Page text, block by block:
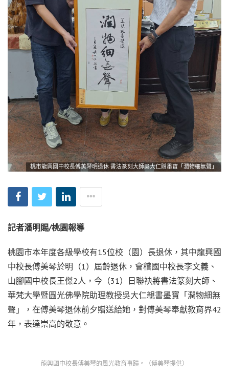
桃市龍興國中校長傅美琴明退休 書法篆刻大師吳大仁贈墨寶「潤物細無聲」
記者潘明賜/桃園報導
桃園市本年度各級學校有15位校（園）長退休，其中龍興國
中校長傅美琴於明（1）屆齡退休，會稽國中校長李文義、
山腳國中校長王傑2人，今（31）日聯袂將書法篆刻大師、
華梵大學暨圓光佛學院助理教授吳大仁親書墨寶「潤物細無
聲」，在傅美琴退休前夕贈送給她，對傅美琴奉獻教育界42
年，表達崇高的敬意。
龍興國中校長傅美琴的風光教育事蹟。（傅美琴提供）